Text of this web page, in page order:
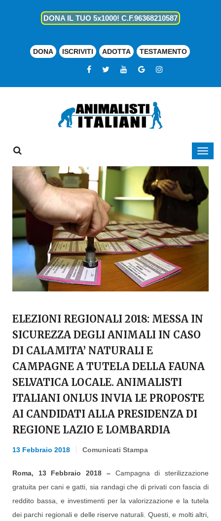
DONA IL TUO 5x1000! C.F.96368210587
DONA ISCRIVITI ADOTTA TESTAMENTO
ELEZIONI REGIONALI 2018: MESSA IN
SICUREZZA DEGLI ANIMALI IN CASO
DI CALAMITA’ NATURALI E
CAMPAGNE A TUTELA DELLA FAUNA
SELVATICA LOCALE. ANIMALISTI
ITALIANI ONLUS INVIA LE PROPOSTE
AI CANDIDATI ALLA PRESIDENZA DI
REGIONE LAZIO E LOMBARDIA
13 Febbraio 2018 Comunicati Stampa
Roma, 13 Febbraio 2018 –Campagna di sterilizzazione
gratuita per cani e gatti, sia randagi che di privati con fascia di
reddito bassa, e investimenti per la valorizzazione e la tutela
dei parchi regionali e delle riserve naturali. Questi, e molti altri,